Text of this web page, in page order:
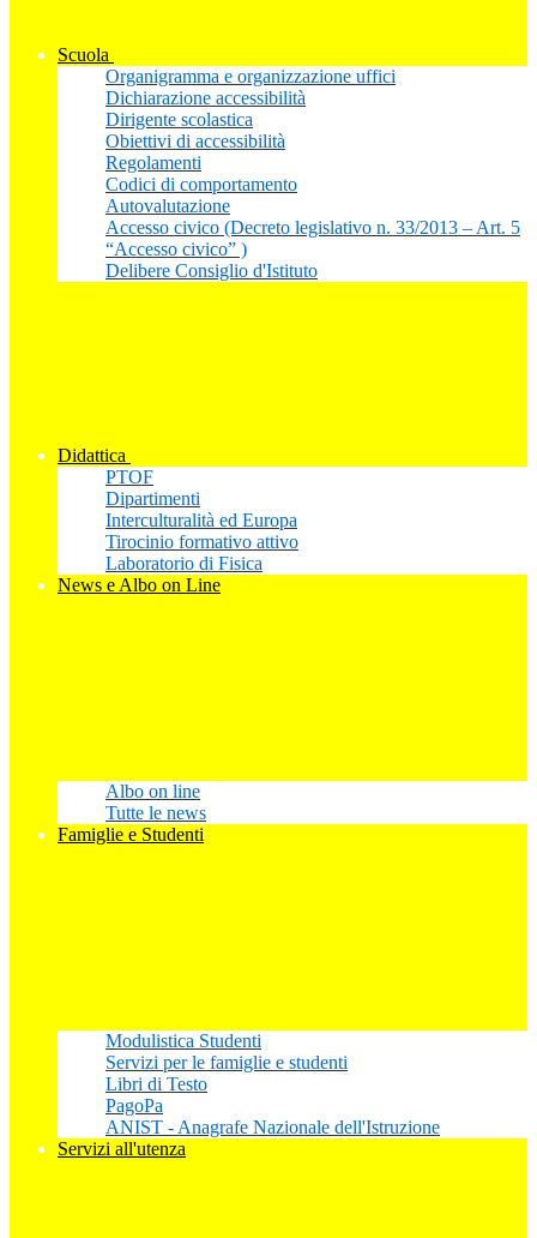
Scuola
Organigramma e organizzazione uffici
Dichiarazione accessibilità
Dirigente scolastica
Obiettivi di accessibilità
Regolamenti
Codici di comportamento
Autovalutazione
Accesso civico (Decreto legislativo n. 33/2013 – Art. 5
“Accesso civico” )
Delibere Consiglio d'Istituto
Didattica
PTOF
Dipartimenti
Interculturalità ed Europa
Tirocinio formativo attivo
Laboratorio di Fisica
News e Albo on Line
Albo on line
Tutte le news
Famiglie e Studenti
Modulistica Studenti
Servizi per le famiglie e studenti
Libri di Testo
PagoPa
ANIST - Anagrafe Nazionale dell'Istruzione
Servizi all'utenza